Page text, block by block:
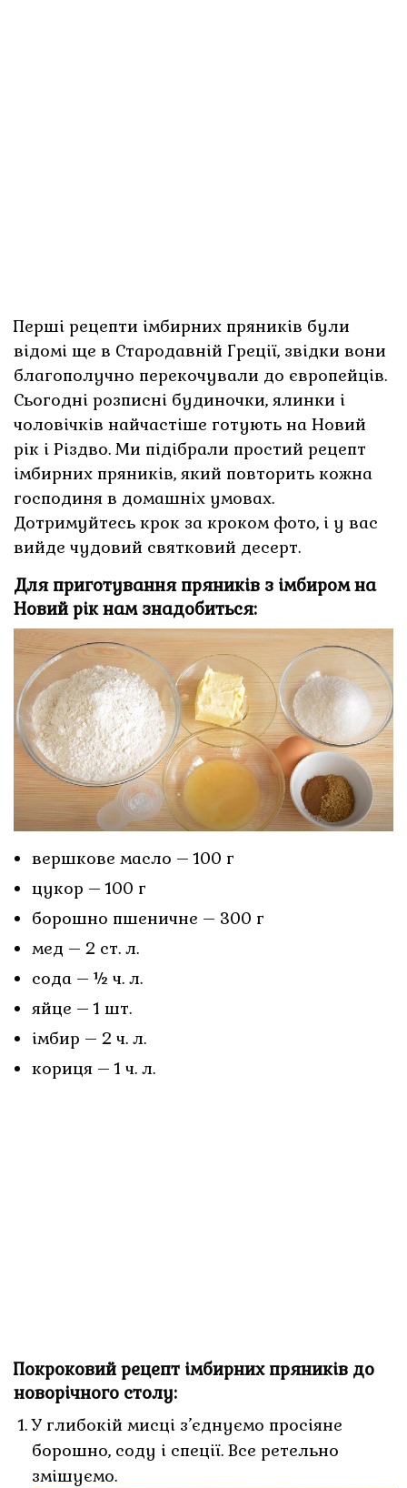
Перші рецепти імбирних пряників були
відомі ще в Стародавній Греції, звідки вони
благополучно перекочували до європейців.
Сьогодні розписні будиночки, ялинки і
чоловічків найчастіше готують на Новий
рік і Різдво. Ми підібрали простий рецепт
імбирних пряників, який повторить кожна
господиня в домашніх умовах.
Дотримуйтесь крок за кроком фото, і у вас
вийде чудовий святковий десерт.
Для приготування пряників з імбиром на
Новий рік нам знадобиться:
вершкове масло – 100 г
цукор – 100 г
борошно пшеничне – 300 г
мед – 2 ст. л.
сода – ½ ч. л.
яйце – 1 шт.
імбир – 2 ч. л.
кориця – 1 ч. л.
Покроковий рецепт імбирних пряників до
новорічного столу:
У глибокій мисці з’єднуємо просіяне
борошно, соду і спеції. Все ретельно
змішуємо.